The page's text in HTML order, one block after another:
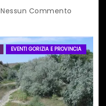
Nessun Commento
EVENTI GORIZIA E PROVINCIA